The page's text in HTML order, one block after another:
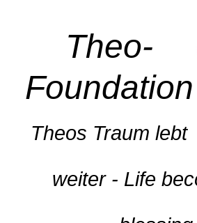
Theo-
Foundation
Theos Traum lebt
weiter - Life